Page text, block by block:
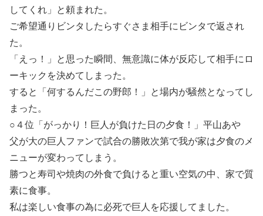
してくれ」と頼まれた。
ご希望通りビンタしたらすぐさま相手にビンタで返され
た。
「えっ！」と思った瞬間、無意識に体が反応して相手にロ
ーキックを決めてしまった。
すると「何するんだこの野郎！」と場内が騒然となってし
まった。
○４位「がっかり！巨人が負けた日の夕食！」平山あや
父が大の巨人ファンで試合の勝敗次第で我が家は夕食のメ
ニューが変わってしまう。
勝つと寿司や焼肉の外食で負けると重い空気の中、家で質
素に食事。
私は楽しい食事の為に必死で巨人を応援してました。